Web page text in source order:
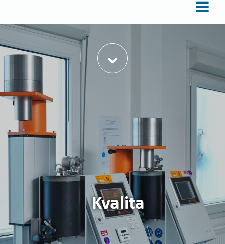
PORTUGUÊS
MAGYAR
فارسی
NEDERLANDS
ROMÂNESC
SUOMALAINEN
SLOVENSKÁ
DANSK
ΕΛΛΗΝΙΚΉ
Kvalita